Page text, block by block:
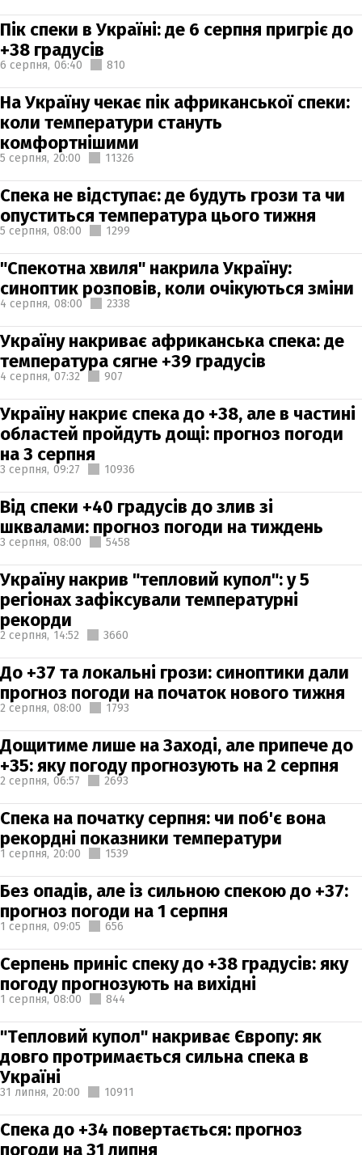
Пік спеки в Україні: де 6 серпня пригріє до
+38 градусів
6 серпня, 06:40 810
На Україну чекає пік африканської спеки:
коли температури стануть
комфортнішими
5 серпня, 20:00 11326
Спека не відступає: де будуть грози та чи
опуститься температура цього тижня
5 серпня, 08:00 1299
"Спекотна хвиля" накрила Україну:
синоптик розповів, коли очікуються зміни
4 серпня, 08:00 2338
Україну накриває африканська спека: де
температура сягне +39 градусів
4 серпня, 07:32 907
Україну накриє спека до +38, але в частині
областей пройдуть дощі: прогноз погоди
на 3 серпня
3 серпня, 09:27 10936
Від спеки +40 градусів до злив зі
шквалами: прогноз погоди на тиждень
3 серпня, 08:00 5458
Україну накрив "тепловий купол": у 5
регіонах зафіксували температурні
рекорди
2 серпня, 14:52 3660
До +37 та локальні грози: синоптики дали
прогноз погоди на початок нового тижня
2 серпня, 08:00 1793
Дощитиме лише на Заході, але припече до
+35: яку погоду прогнозують на 2 серпня
2 серпня, 06:57 2693
Спека на початку серпня: чи поб'є вона
рекордні показники температури
1 серпня, 20:00 1539
Без опадів, але із сильною спекою до +37:
прогноз погоди на 1 серпня
1 серпня, 09:05 656
Серпень приніс спеку до +38 градусів: яку
погоду прогнозують на вихідні
1 серпня, 08:00 844
"Тепловий купол" накриває Європу: як
довго протримається сильна спека в
Україні
31 липня, 20:00 10911
Спека до +34 повертається: прогноз
погоди на 31 липня